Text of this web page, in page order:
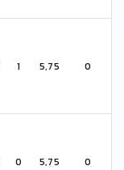
1 5,75 0
0 5,75 0